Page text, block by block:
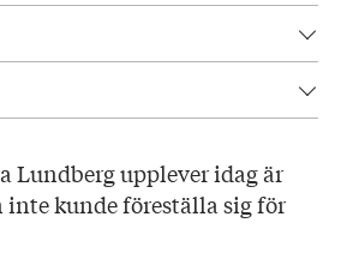
gör det lättare att dö
Lundberg upplever idag är
kunde föreställa sig för